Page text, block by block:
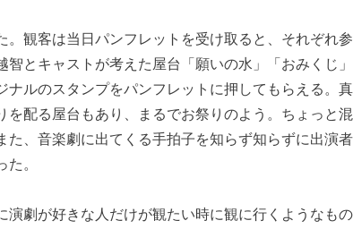
。観客は当日パンフレットを受け取ると、それぞれ参
とキャストが考えた屋台「願いの水」「おみくじ」
ナルのスタンプをパンフレットに押してもらえる。真
配る屋台もあり、まるでお祭りのよう。ちょっと混
、音楽劇に出てくる手拍子を知らず知らずに出演者
。
劇が好きな人だけが観たい時に観に行くようなもの